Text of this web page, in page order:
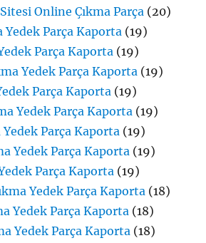
Online Çıkma Parça (20)
Yedek Parça Kaporta (19)
Parça Kaporta (19)
Yedek Parça Kaporta (19)
Parça Kaporta (19)
Yedek Parça Kaporta (19)
Yedek Parça Kaporta (19)
Yedek Parça Kaporta (19)
Parça Kaporta (19)
Yedek Parça Kaporta (18)
Yedek Parça Kaporta (18)
Yedek Parça Kaporta (18)